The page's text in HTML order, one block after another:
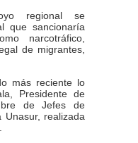
regional se
que sancionaría
narcotráfico,
de migrantes,
más reciente lo
Presidente de
de Jefes de
realizada